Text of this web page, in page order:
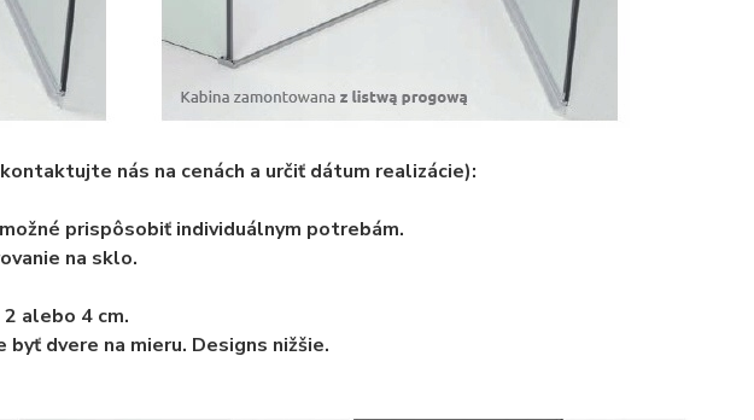
nás na cenách a určiť dátum realizácie):
prispôsobiť individuálnym potrebám.
na sklo.
alebo 4 cm.
dvere na mieru. Designs nižšie.